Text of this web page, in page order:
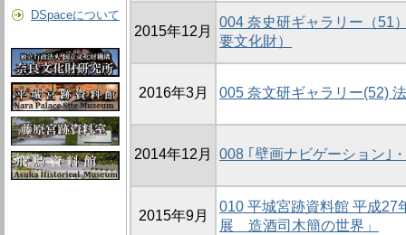
DSpaceについて
2015年12月
004 奈史研ギャラリー（51
要文化財）
2016年3月 005 奈文研ギャラリー(52)
2014年12月 008 ｢壁画ナビゲーション｣
2015年9月
010 平城宮跡資料館 平成27
展 造酒司木簡の世界」